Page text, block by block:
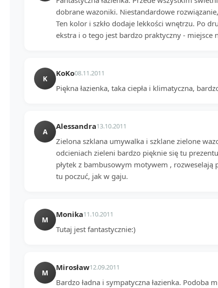
dobrane wazoniki. Niestandardowe
Ten kolor i szkło dodaje lekkości wnętrzu. Po
ekstra i o tego jest bardzo praktyczny - miejsce
K
KoKo08.11.2011
Piękna łazienka, taka ciepła i klimatyczna,
A
Alessandra13.10.2011
Zielona szklana umywalka i szklane zielone
odcieniach zieleni bardzo pięknie się tu
płytek z bambusowym motywem , rozweselają
tu poczuć, jak w gaju.
M
Monika11.10.2011
Tutaj jest fantastycznie:)
M
Mirosław12.09.2011
Bardzo ładna i sympatyczna łazienka. Podoba